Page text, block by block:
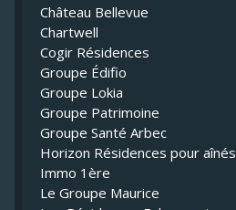
Château Bellevue
Chartwell
Cogir Résidences
Groupe Édifio
Groupe Lokia
Groupe Patrimoine
Groupe Santé Arbec
Horizon Résidences pour aînés
Immo 1ère
Le Groupe Maurice